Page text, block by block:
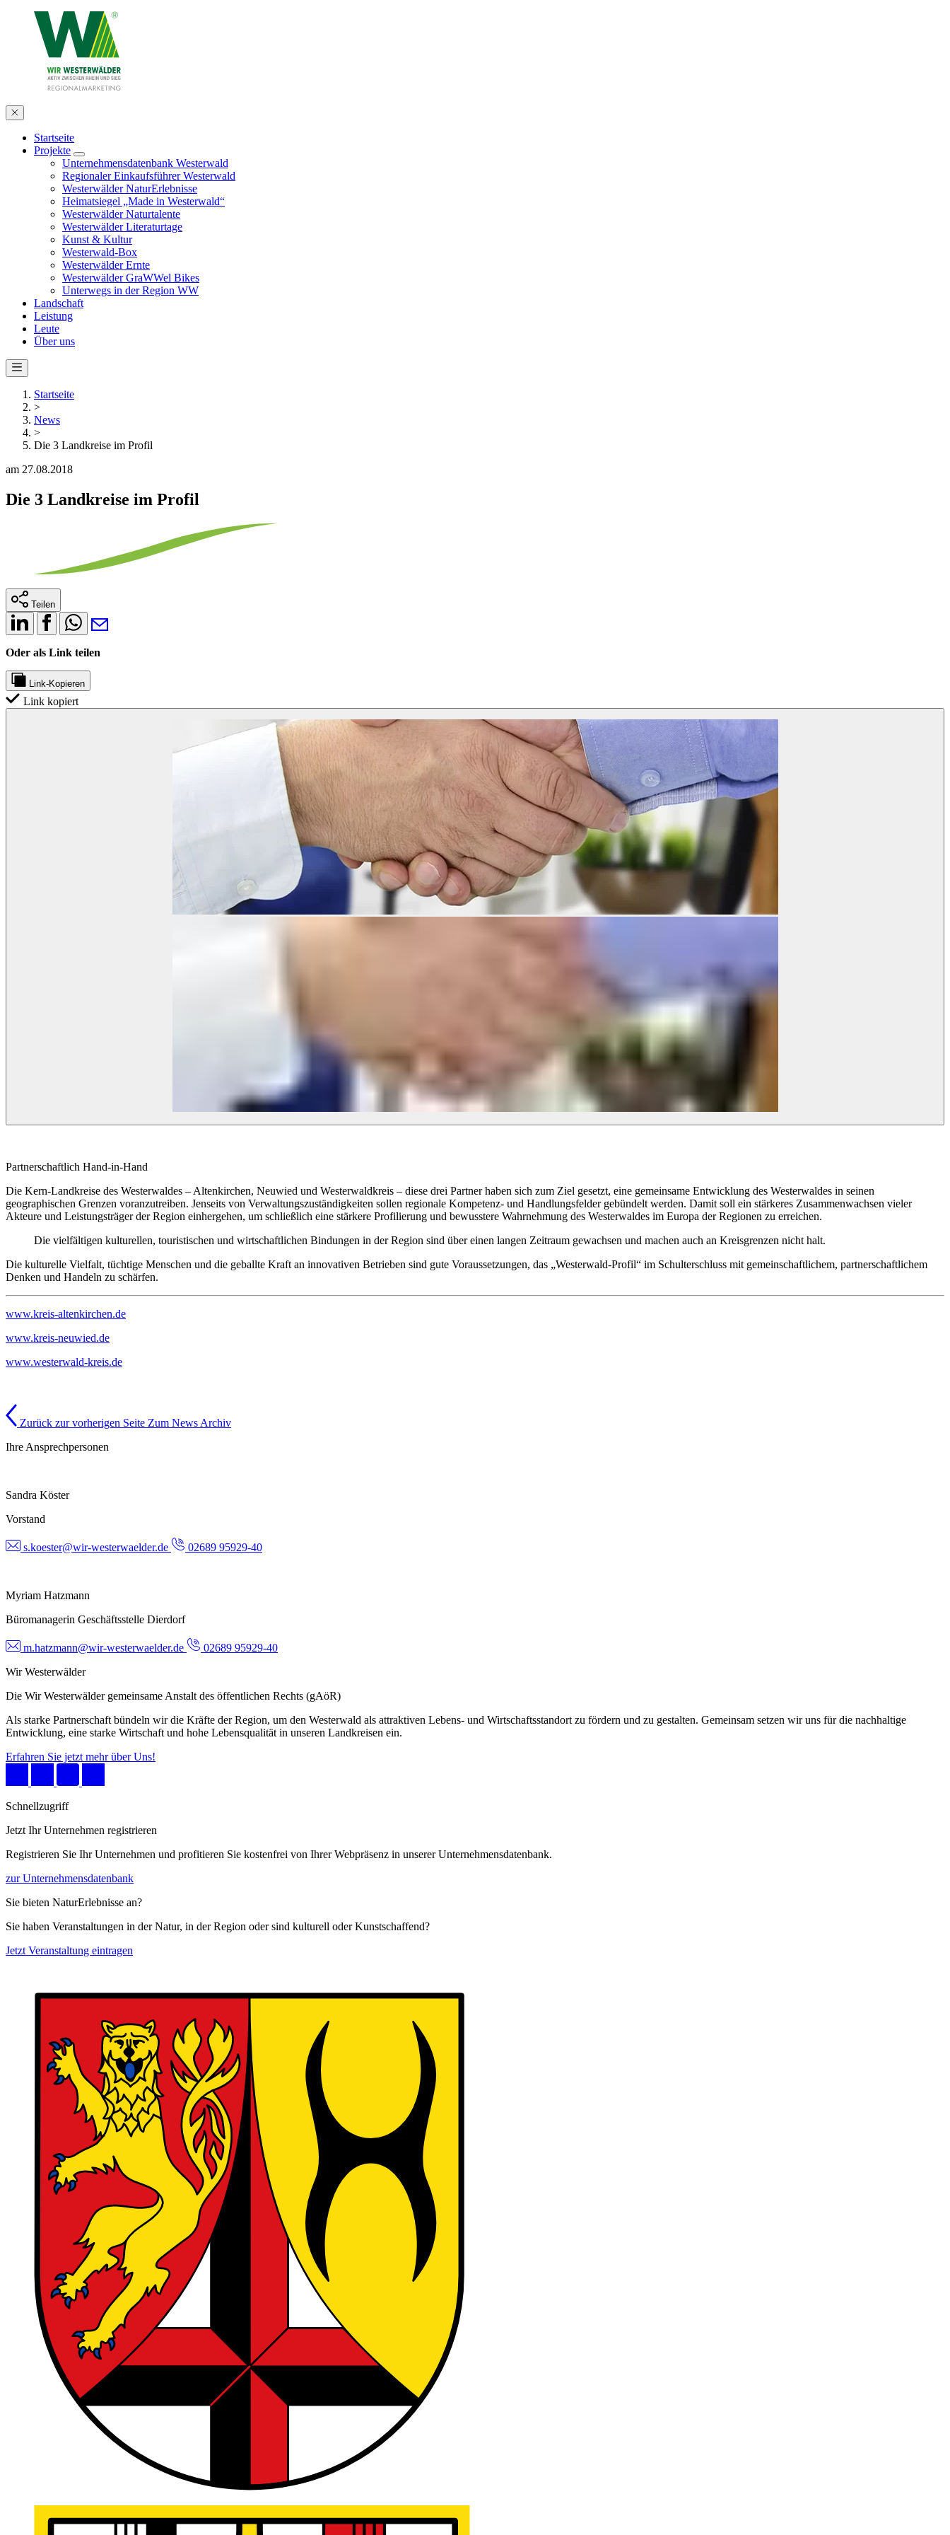
Startseite
Projekte
Unternehmensdatenbank Westerwald
Regionaler Einkaufsführer Westerwald
Westerwälder NaturErlebnisse
Heimatsiegel „Made in Westerwald“
Westerwälder Naturtalente
Westerwälder Literaturtage
Kunst & Kultur
Westerwald-Box
Westerwälder Ernte
Westerwälder GraWWel Bikes
Unterwegs in der Region WW
Landschaft
Leistung
Leute
Über uns
Startseite
>
News
>
Die 3 Landkreise im Profil
am 27.08.2018
Die 3 Landkreise im Profil
Teilen
Oder als Link teilen
Link-Kopieren
Link kopiert
Partnerschaftlich Hand-in-Hand
Die Kern-Landkreise des Westerwaldes – Altenkirchen, Neuwied und Westerwaldkreis – diese drei Partner haben sich zum Ziel gesetzt, eine gemeinsame Entwicklung des Westerwaldes in seinen
geographischen Grenzen voranzutreiben. Jenseits von Verwaltungszuständigkeiten sollen regionale Kompetenz- und Handlungsfelder gebündelt werden. Damit soll ein stärkeres Zusammenwachsen vieler
Akteure und Leistungsträger der Region einhergehen, um schließlich eine stärkere Profilierung und bewusstere Wahrnehmung des Westerwaldes im Europa der Regionen zu erreichen.
Die vielfältigen kulturellen, touristischen und wirtschaftlichen Bindungen in der Region sind über einen langen Zeitraum gewachsen und machen auch an Kreisgrenzen nicht halt.
Die kulturelle Vielfalt, tüchtige Menschen und die geballte Kraft an innovativen Betrieben sind gute Voraussetzungen, das „Westerwald-Profil“ im Schulterschluss mit gemeinschaftlichem, partnerschaftlichem
Denken und Handeln zu schärfen.
www.kreis-altenkirchen.de
www.kreis-neuwied.de
www.westerwald-kreis.de
Zurück zur vorherigen Seite Zum News Archiv
Ihre Ansprechpersonen
Sandra Köster
Vorstand
s.koester@wir-westerwaelder.de 02689 95929-40
Myriam Hatzmann
Büromanagerin Geschäftsstelle Dierdorf
m.hatzmann@wir-westerwaelder.de
02689 95929-40
Wir Westerwälder
Die Wir Westerwälder gemeinsame Anstalt des öffentlichen Rechts (gAöR)
Als starke Partnerschaft bündeln wir die Kräfte der Region, um den Westerwald als attraktiven Lebens- und Wirtschaftsstandort zu fördern und zu gestalten. Gemeinsam setzen wir uns für die nachhaltige
Entwicklung, eine starke Wirtschaft und hohe Lebensqualität in unseren Landkreisen ein.
Erfahren Sie jetzt mehr über Uns!
Schnellzugriff
Jetzt Ihr Unternehmen registrieren
Registrieren Sie Ihr Unternehmen und profitieren Sie kostenfrei von Ihrer Webpräsenz in unserer Unternehmensdatenbank.
zur Unternehmensdatenbank
Sie bieten NaturErlebnisse an?
Sie haben Veranstaltungen in der Natur, in der Region oder sind kulturell oder Kunstschaffend?
Jetzt Veranstaltung eintragen